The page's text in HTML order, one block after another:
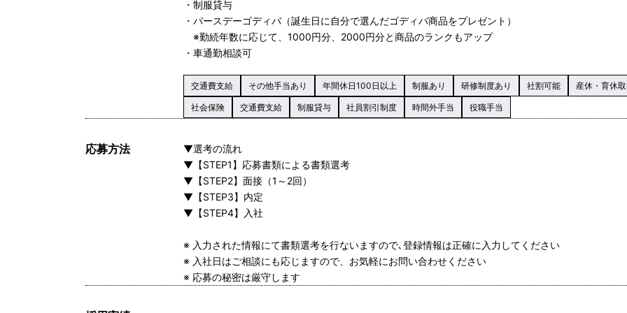
・制服貸与
・バースデーゴディバ（誕生日に自分で選んだゴディバ商品をプレゼント）
※勤続年数に応じて、1000円分、2000円分と商品のランクもアップ
・車通勤相談可
交通費支給 その他手当あり 年間休日100日以上 制服あり 研修制度あり 社割可能 産休・育休
社会保険 交通費支給 制服貸与 社員割引制度 時間外手当 役職手当
応募方法
▼選考の流れ
▼【STEP1】応募書類による書類選考
▼【STEP2】面接（1～2回）
▼【STEP3】内定
▼【STEP4】入社
※ 入力された情報にて書類選考を行ないますので､登録情報は正確に入力してください
※ 入社日はご相談にも応じますので、お気軽にお問い合わせください
※ 応募の秘密は厳守します